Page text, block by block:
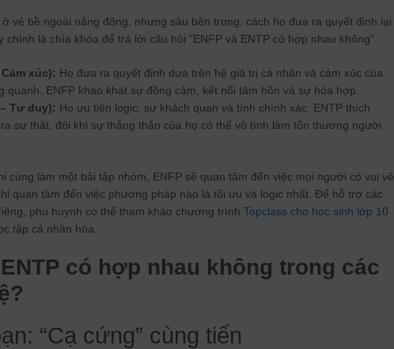
vẻ bề ngoài năng động, nhưng sâu bên trong, cách họ đưa ra quyết định lại
là chìa khóa để trả lời câu hỏi “ENFP và ENTP có hợp nhau không”.
xúc): Họ đưa ra quyết định dựa trên hệ giá trị cá nhân và cảm xúc của
quanh. ENFP khao khát sự đồng cảm, kết nối tâm hồn và sự hòa hợp.
Tư duy): Họ ưu tiên logic, sự khách quan và tính chính xác. ENTP thích
sự thật, đôi khi sự thẳng thắn của họ có thể vô tình làm tổn thương người
cùng làm một bài tập nhóm, ENFP sẽ quan tâm đến việc mọi người có vui vẻ
quan tâm đến việc phương pháp nào là tối ưu và logic nhất. Để hỗ trợ các
phụ huynh có thể tham khảo chương trìnhTopclass cho học sinh lớp 10
tập cá nhân hóa.
có hợp nhau không trong các
“Cạ cứng” cùng tiến